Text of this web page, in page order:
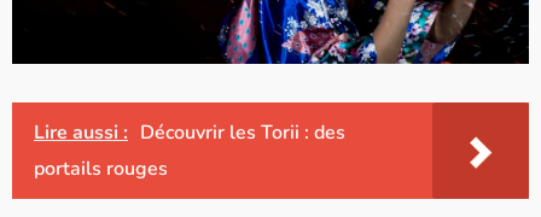
Lire aussi : Découvrir les Torii : des
portails rouges